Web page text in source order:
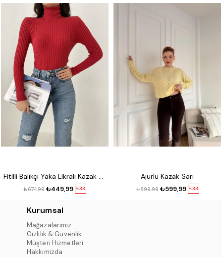
Fitilli Balıkçı Yaka Likralı Kazak Kırmızı
%33
₺449,99
₺674,99
Ajurlu Kazak Sarı
%33
₺599,99
₺899,99
Kurumsal
Mağazalarımız
Gizlilik & Güvenlik
Müşteri Hizmetleri
Hakkımızda